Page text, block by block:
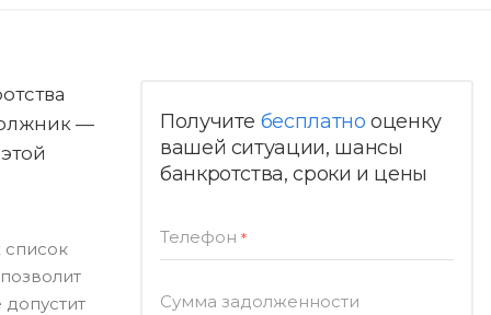
—
список
Получите бесплатно оценку
вашей ситуации, шансы
банкротства, сроки и цены
Телефон *
Сумма задолженности